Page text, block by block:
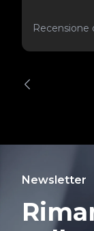
Recensione
Newsletter